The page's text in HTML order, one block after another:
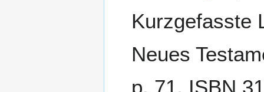
Kurzgefasste
Neues
p. 71. ISBN